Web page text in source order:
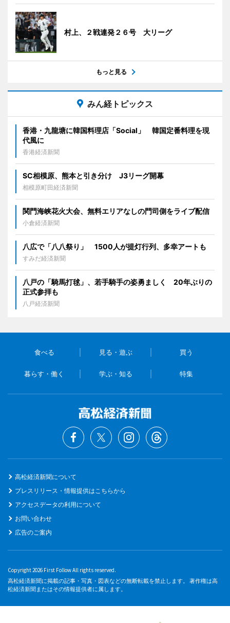
村上、２戦連発２６号 大リーグ
もっと見る
みん経トピックス
香港・九龍塘に韓国料理店「Social」 韓国定番料理を現
代風に
香港経済新聞
SC相模原、熊本と引き分け J3リーグ開幕
相模原町田経済新聞
関門海峡花火大会、無料エリアなしの門司側をライブ配信
小倉経済新聞
八広で「八八祭り」 1500人が提灯行列、多幸アートも
すみだ経済新聞
八戸の「騎馬打毬」、若手騎手の姿勇ましく 20年ぶりの
正式参拝も
八戸経済新聞
食べる 見る・遊ぶ 買う
暮らす・働く 学ぶ・知る 特集
高松経済新聞について
プレスリリース・情報提供はこちらから
アクセスデータの利用について
お問い合わせ
広告のご案内
Copyright 2026 First Follow All rights reserved.
高松経済新聞に掲載の記事・写真・図表などの無断転載を禁止します。 著作権は高
松経済新聞またはその情報提供者に属します。